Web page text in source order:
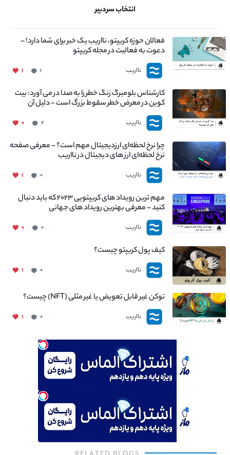
انتخاب سردبیر
فعالان حوزه کریپتو، نااریب یک خبر برای شما دارد! –
دعوت به فعالیت در مجله کریپتو
نااریب ۱ ۱
کارشناس بلومبرگ زنگ خطر را به صدا در می آورد: بیت
کوین در معرض خطر سقوط بزرگ است - دلیل آن
چیست؟
نااریب ۲ ۰
چرا نرخ لحظه‌ای ارزدیجیتال مهم است؟ - معرفی صفحه
نرخ لحظه‌ای ارز های دیجیتال در نااریب
نااریب ۰ ۱
مهم ترین رویداد های کریپتویی ۲۰۲۳ که باید دنبال
کنید – معرفی بهترین رویداد های جهانی
نااریب ۰ ۰
کیف پول کریپتو چیست؟
نااریب ۰ ۱
توکن غیر قابل تعویض یا غیر مثلی (NFT) چیست؟
نااریب ۰ ۱